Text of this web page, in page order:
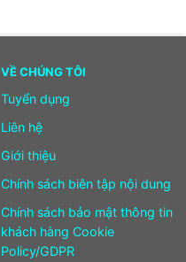
VỀ CHÚNG TÔI
Tuyển dụng
Liên hệ
Giới thiệu
Chính sách biên tập nội dung
Chính sách bảo mật thông tin
khách hàng Cookie
Policy/GDPR